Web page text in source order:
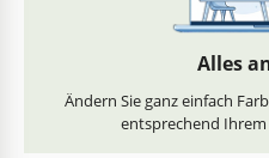
Alles
Ändern Sie ganz einfach
entsprechend